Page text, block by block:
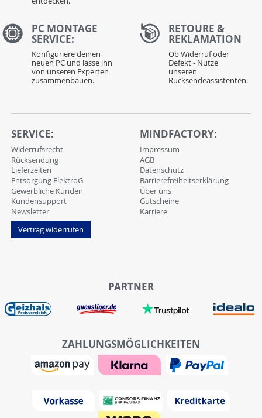
PC MONTAGE
SERVICE:
Konfiguriere deinen
neuen PC und lasse ihn
von unseren Experten
zusammenbauen.
RETOURE &
REKLAMATION
Ob Widerruf oder
Defekt - Nutze
unseren
Rücksendeassistenten.
SERVICE:
Widerrufsrecht
Rücksendung
Lieferzeiten
Entsorgung ElektroG
Gewerbliche Kunden
Kundensupport
Newsletter
Vertrag widerrufen
MINDFACTORY:
Impressum
AGB
Datenschutz
Barrierefreiheitserklärung
Über uns
Gutscheine
Karriere
PARTNER
ZAHLUNGSMÖGLICHKEITEN